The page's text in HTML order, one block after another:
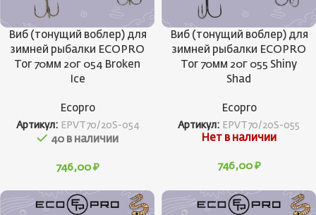
Виб (тонущий воблер) для
зимней рыбалки ECOPRO
Tor 70мм 20г 054 Broken
Ice
Ecopro
Артикул: EPVT70/20S-054
40 в наличии
746,00 ₽
Виб (тонущий воблер) для
зимней рыбалки ECOPRO
Tor 70мм 20г 055 Shiny
Shad
Ecopro
Артикул: EPVT70/20S-055
Нет в наличии
746,00 ₽